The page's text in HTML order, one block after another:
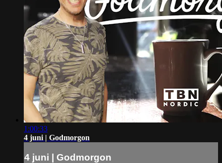
1:00:33
4 juni | Godmorgon
4 juni | Godmorgon